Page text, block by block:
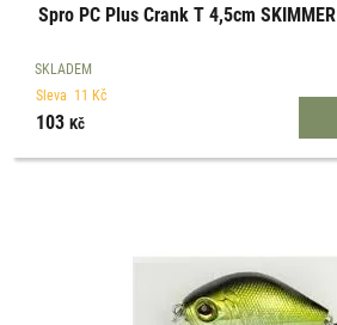
Spro PC Plus Crank T 4,5cm SKIMMER
SKLADEM
103Kč
Sleva 11 Kč